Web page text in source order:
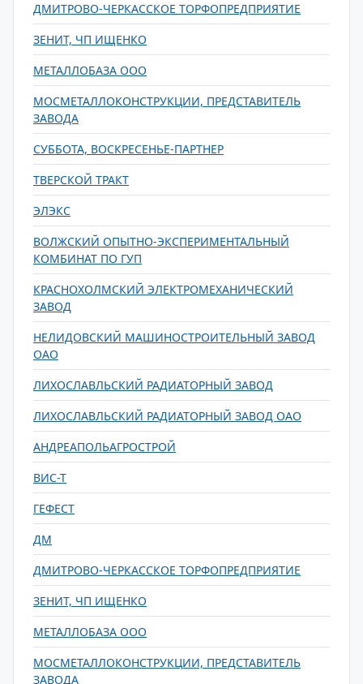
ДМИТРОВО-ЧЕРКАССКОЕ ТОРФОПРЕДПРИЯТИЕ
ЗЕНИТ, ЧП ИЩЕНКО
МЕТАЛЛОБАЗА ООО
МОСМЕТАЛЛОКОНСТРУКЦИИ, ПРЕДСТАВИТЕЛЬ
ЗАВОДА
СУББОТА, ВОСКРЕСЕНЬЕ-ПАРТНЕР
ТВЕРСКОЙ ТРАКТ
ЭЛЭКС
ВОЛЖСКИЙ ОПЫТНО-ЭКСПЕРИМЕНТАЛЬНЫЙ
КОМБИНАТ ПО ГУП
КРАСНОХОЛМСКИЙ ЭЛЕКТРОМЕХАНИЧЕСКИЙ
ЗАВОД
НЕЛИДОВСКИЙ МАШИНОСТРОИТЕЛЬНЫЙ ЗАВОД
ОАО
ЛИХОСЛАВЛЬСКИЙ РАДИАТОРНЫЙ ЗАВОД
ЛИХОСЛАВЛЬСКИЙ РАДИАТОРНЫЙ ЗАВОД ОАО
АНДРЕАПОЛЬАГРОСТРОЙ
ВИС-Т
ГЕФЕСТ
ДМ
ДМИТРОВО-ЧЕРКАССКОЕ ТОРФОПРЕДПРИЯТИЕ
ЗЕНИТ, ЧП ИЩЕНКО
МЕТАЛЛОБАЗА ООО
МОСМЕТАЛЛОКОНСТРУКЦИИ, ПРЕДСТАВИТЕЛЬ
ЗАВОДА